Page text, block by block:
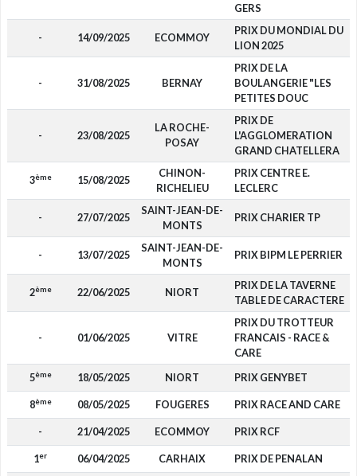
GERS
- 14/09/2025 ECOMMOY
PRIX DU MONDIAL DU
LION 2025
- 31/08/2025 BERNAY
PRIX DE LA
BOULANGERIE "LES
PETITES DOUC
- 23/08/2025
LA ROCHE-
POSAY
PRIX DE
L'AGGLOMERATION
GRAND CHATELLERA
3ème 15/08/2025
CHINON-
RICHELIEU
PRIX CENTRE E.
LECLERC
- 27/07/2025
SAINT-JEAN-DE-
MONTS
PRIX CHARIER TP
- 13/07/2025
SAINT-JEAN-DE-
MONTS
PRIX BIPM LE PERRIER
2ème 22/06/2025 NIORT
PRIX DE LA TAVERNE
TABLE DE CARACTERE
- 01/06/2025 VITRE
PRIX DU TROTTEUR
FRANCAIS - RACE &
CARE
5ème 18/05/2025 NIORT PRIX GENYBET
8ème 08/05/2025 FOUGERES PRIX RACE AND CARE
- 21/04/2025 ECOMMOY PRIX RCF
1er 06/04/2025 CARHAIX PRIX DE PENALAN